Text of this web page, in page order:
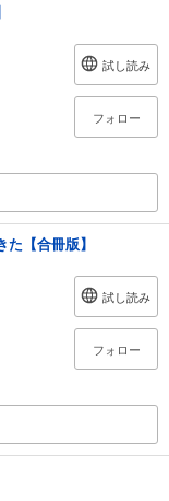
試し読み
フォロー
【合冊版】
試し読み
フォロー